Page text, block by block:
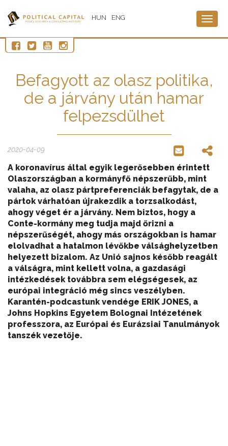
HUN ENG
Befagyott az olasz politika,
de a járvány után hamar
felpezsdülhet
2020-04-09
A koronavírus által egyik legerősebben érintett
Olaszországban a kormányfő népszerűbb, mint
valaha, az olasz pártpreferenciák befagytak, de a
pártok várhatóan újrakezdik a torzsalkodást,
ahogy véget ér a járvány. Nem biztos, hogy a
Conte-kormány meg tudja majd őrizni a
népszerűségét, ahogy más országokban is hamar
elolvadhat a hatalmon lévőkbe válsághelyzetben
helyezett bizalom. Az Unió sajnos később reagált
a válságra, mint kellett volna, a gazdasági
intézkedések továbbra sem elégségesek, az
európai integráció még sincs veszélyben.
Karantén-podcastunk vendége ERIK JONES, a
Johns Hopkins Egyetem Bolognai Intézetének
professzora, az Európai és Eurázsiai Tanulmányok
tanszék vezetője.